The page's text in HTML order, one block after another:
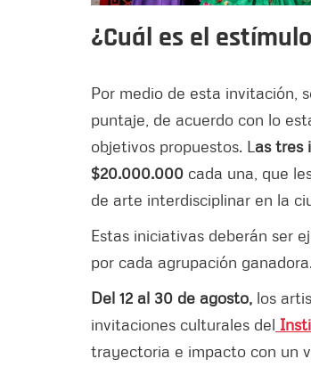
¿Cuál es el
Por medio de esta invitación,
puntaje, de acuerdo con lo
objetivos propuestos. L as tres
$20.000.000 cada una, que
de arte interdisciplinar en la
Estas iniciativas deberán ser
por cada agrupación ganadora.
Del 12 al 30 de agosto, los
invitaciones culturales del
trayectoria e impacto con un